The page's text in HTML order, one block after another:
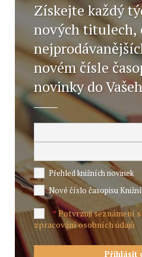
Získejte každý
nových titulech,
novém čísle
novinky do
Přehled knižních novinek
Nové číslo časopisu
*Potvrzuji seznámení
zpracování osobních údajů